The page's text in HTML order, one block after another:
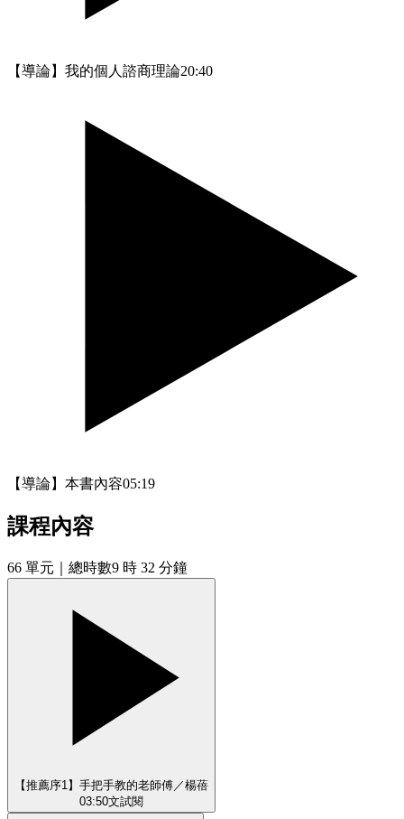
【導論】我的個人諮商理論20:40
【導論】本書內容05:19
課程內容
66 單元 ｜總時數9 時 32 分鐘
【推薦序1】手把手教的老師傅／楊蓓
03:50文試閱